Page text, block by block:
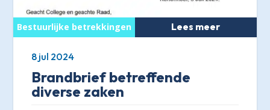
Brandbrief betreffende
diverse zaken
Lees meer
8 jul 2024